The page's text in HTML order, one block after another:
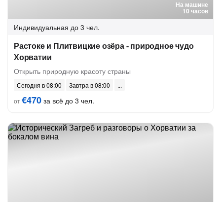
На машине
10 часов
Индивидуальная до 3 чел.
Растоке и Плитвицкие озёра - природное чудо
Хорватии
Открыть природную красоту страны
Сегодня в 08:00
Завтра в 08:00
от€470 за всё до 3 чел.